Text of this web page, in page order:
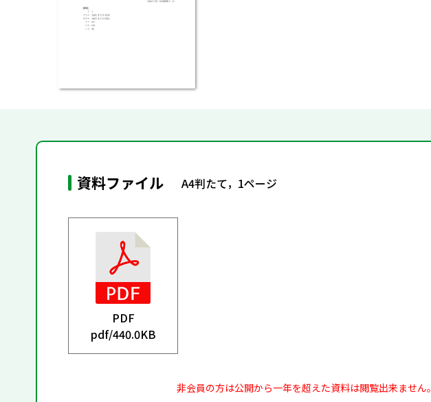
資料ファイル A4判たて，1ページ
PDF
pdf/440.0KB
非会員の方は公開から一年を超えた資料は閲覧出来ません。